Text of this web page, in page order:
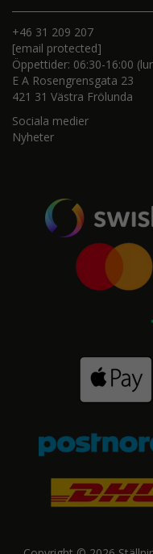
+46 31 209 207
[email protected]
Öppettider: 06:30-16:00
E A Rosengrensgata 23
421 31 Västra Frölunda
Sociala medier
Nyheter